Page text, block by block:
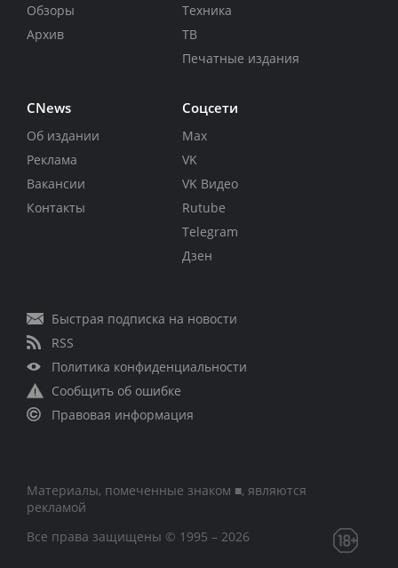
Обзоры
Архив
Техника
ТВ
Печатные издания
CNews
Об издании
Реклама
Вакансии
Контакты
Соцсети
Max
VK
VK Видео
Rutube
Telegram
Дзен
Быстрая подписка на новости
RSS
Политика конфиденциальности
Сообщить об ошибке
Правовая информация
Материалы, помеченные знаком ■, являются
рекламой
Все права защищены © 1995 – 2026